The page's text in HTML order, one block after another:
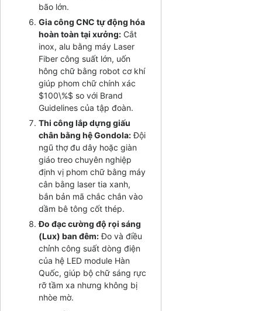
bão lớn.
Gia công CNC tự động hóa
hoàn toàn tại xưởng: Cắt
inox, alu bằng máy Laser
Fiber công suất lớn, uốn
hông chữ bằng robot cơ khí
giúp phom chữ chính xác
$100\%$ so với Brand
Guidelines của tập đoàn.
Thi công lắp dựng giấu
chân bằng hệ Gondola:Đội
ngũ thợ đu dây hoặc giàn
giáo treo chuyên nghiệp
định vị phom chữ bằng máy
cân bằng laser tia xanh,
bắn bản mã chắc chắn vào
dầm bê tông cốt thép.
Đo đạc cường độ rọi sáng
(Lux) ban đêm:Đo và điều
chỉnh công suất dòng điện
của hệ LED module Hàn
Quốc, giúp bộ chữ sáng rực
rỡ tầm xa nhưng không bị
nhòe mờ.